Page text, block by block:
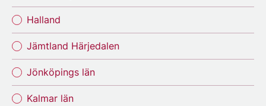
Halland
Jämtland Härjedalen
Jönköpings län
Kalmar län